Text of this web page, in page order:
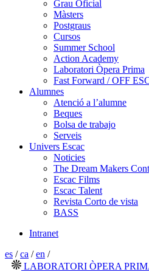
Grau Oficial
Màsters
Postgraus
Cursos
Summer School
Action Academy
Laboratori Òpera Prima
Fast Forward / OFF
Alumnes
Atenció a l’alumne
Beques
Bolsa de trabajo
Serveis
Univers Escac
Noticies
The Dream Makers
Escac Films
Escac Talent
Revista Corto de vista
BASS
Intranet
es /ca /en /
LABORATORI ÒPERA PRIMA -